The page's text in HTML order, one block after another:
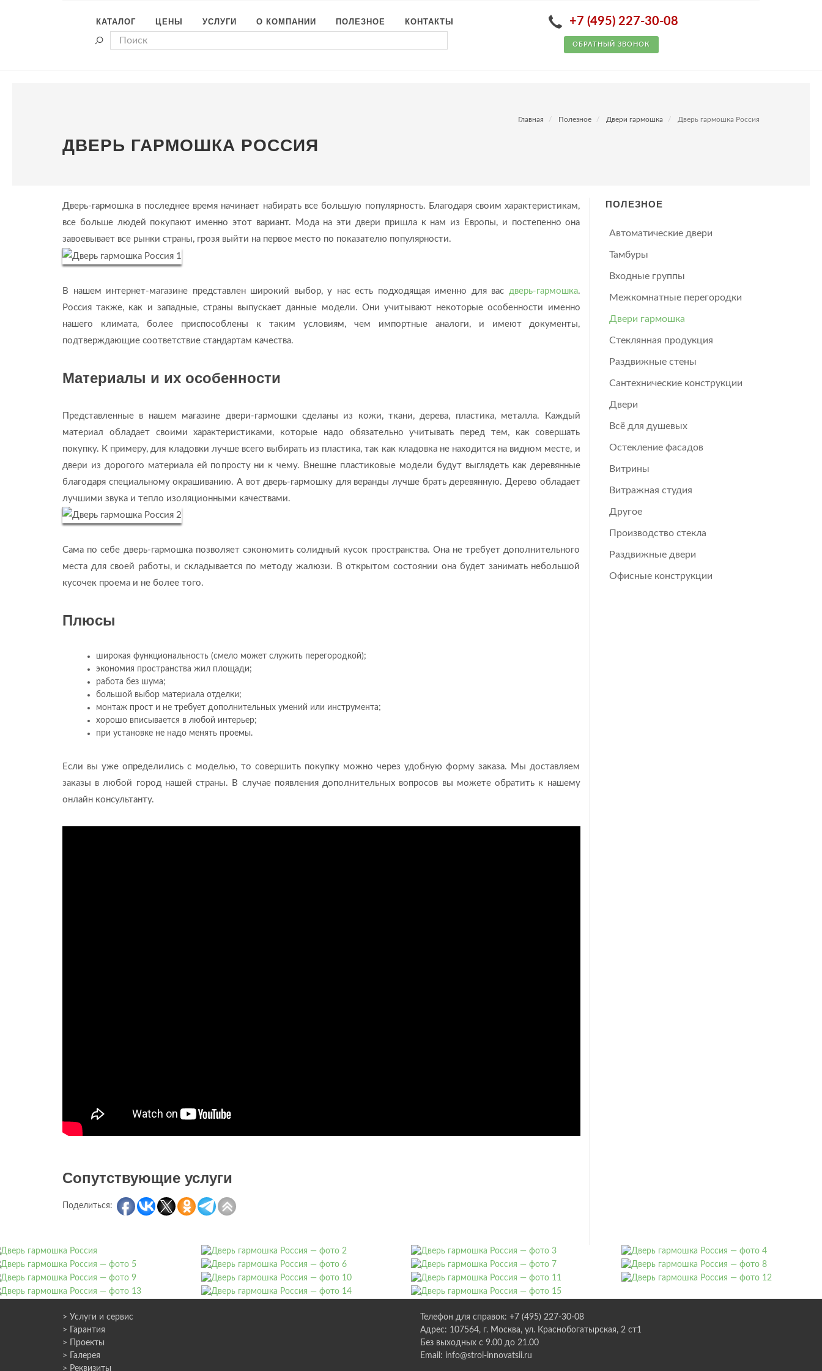
КАТАЛОГ ЦЕНЫ УСЛУГИ О КОМПАНИИ ПОЛЕЗНОЕ КОНТАКТЫ +7 (495) 227-30-08
ОБРАТНЫЙ ЗВОНОК
Главная Полезное Двери гармошка Дверь гармошка Россия
ДВЕРЬ ГАРМОШКА РОССИЯ
Дверь-гармошка в последнее время начинает набирать все большую популярность. Благодаря своим характеристикам,
все больше людей покупают именно этот вариант. Мода на эти двери пришла к нам из Европы, и постепенно она
завоевывает все рынки страны, грозя выйти на первое место по показателю популярности.
В нашем интернет-магазине представлен широкий выбор, у нас есть подходящая именно для вас дверь-гармошка.
Россия также, как и западные, страны выпускает данные модели. Они учитывают некоторые особенности именно
нашего климата, более приспособлены к таким условиям, чем импортные аналоги, и имеют документы,
подтверждающие соответствие стандартам качества.
Материалы и их особенности
Представленные в нашем магазине двери-гармошки сделаны из кожи, ткани, дерева, пластика, металла. Каждый
материал обладает своими характеристиками, которые надо обязательно учитывать перед тем, как совершать
покупку. К примеру, для кладовки лучше всего выбирать из пластика, так как кладовка не находится на видном месте, и
двери из дорогого материала ей попросту ни к чему. Внешне пластиковые модели будут выглядеть как деревянные
благодаря специальному окрашиванию. А вот дверь-гармошку для веранды лучше брать деревянную. Дерево обладает
лучшими звука и тепло изоляционными качествами.
Сама по себе дверь-гармошка позволяет сэкономить солидный кусок пространства. Она не требует дополнительного
места для своей работы, и складывается по методу жалюзи. В открытом состоянии она будет занимать небольшой
кусочек проема и не более того.
Плюсы
широкая функциональность (смело может служить перегородкой);
экономия пространства жил площади;
работа без шума;
большой выбор материала отделки;
монтаж прост и не требует дополнительных умений или инструмента;
хорошо вписывается в любой интерьер;
при установке не надо менять проемы.
Если вы уже определились с моделью, то совершить покупку можно через удобную форму заказа. Мы доставляем
заказы в любой город нашей страны. В случае появления дополнительных вопросов вы можете обратить к нашему
онлайн консультанту.
Сопутствующие услуги
Поделиться:
ПОЛЕЗНОЕ
Автоматические двери
Тамбуры
Входные группы
Межкомнатные перегородки
Двери гармошка
Стеклянная продукция
Раздвижные стены
Сантехнические конструкции
Двери
Всё для душевых
Остекление фасадов
Витрины
Витражная студия
Другое
Производство стекла
Раздвижные двери
Офисные конструкции
> Услуги и сервис
> Гарантия
> Проекты
> Галерея
> Реквизиты
Телефон для справок: +7 (495) 227-30-08
Адрес: 107564, г. Москва, ул. Краснобогатырская, 2 ст1
Без выходных с 9.00 до 21.00
Email: info@stroi-innovatsii.ru